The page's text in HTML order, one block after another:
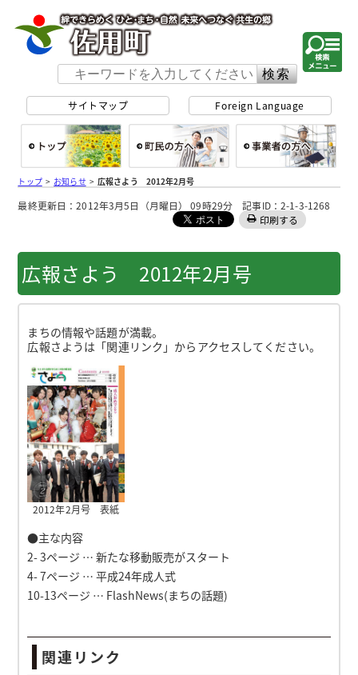
サイトマップ Foreign Language
総合トップ
トップ> お知らせ>広報さよう 2012年2月号
最終更新日：2012年3月5日（月曜日） 09時29分 記事ID：2-1-3-1268
印刷する
広報さよう 2012年2月号
まちの情報や話題が満載。
広報さようは「関連リンク」からアクセスしてください。
2012年2月号 表紙
●主な内容
2- 3ページ … 新たな移動販売がスタート
4- 7ページ … 平成24年成人式
10-13ページ … FlashNews(まちの話題)
関連リンク